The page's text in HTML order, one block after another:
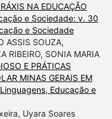
NA EDUCAÇÃO
e Sociedade: v. 30
e Sociedade
ASSIS SOUZA,
RIBEIRO, SONIA MARIA
E PRÁTICAS
MINAS GERAIS EM
Linguagens, Educação e
Uyara Soares